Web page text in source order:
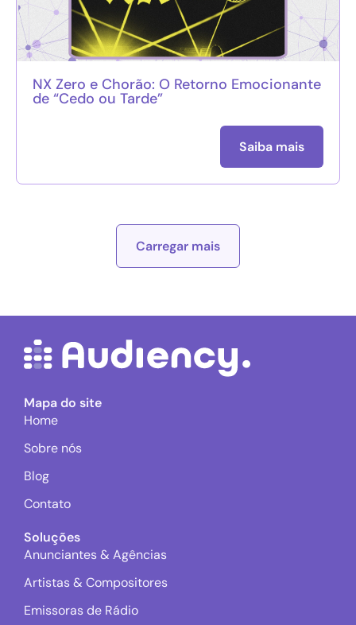
NX Zero e Chorão: O Retorno Emocionante
de “Cedo ou Tarde”
Saiba mais
Carregar mais
Mapa do site
Home
Sobre nós
Blog
Contato
Soluções
Anunciantes & Agências
Artistas & Compositores
Emissoras de Rádio